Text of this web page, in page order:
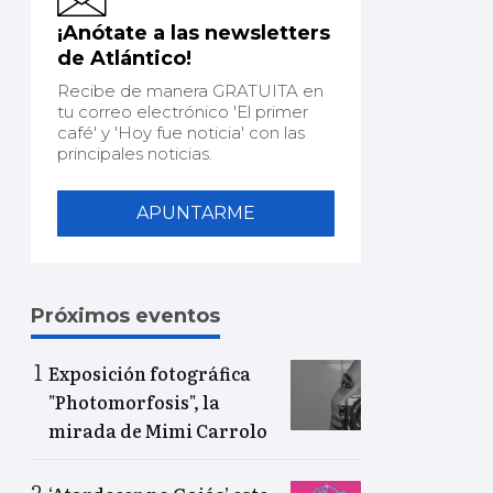
¡Anótate a las newsletters
de Atlántico!
Recibe de manera GRATUITA en
tu correo electrónico 'El primer
café' y 'Hoy fue noticia' con las
principales noticias.
APUNTARME
Próximos eventos
Exposición fotográfica
"Photomorfosis", la
mirada de Mimi Carrolo